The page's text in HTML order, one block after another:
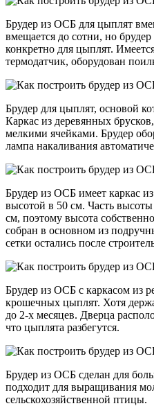
Брудер из ОСБ для цыплят
вмещается до сотни, но
конкретно для цыплят.
термодатчик, оборудован
Брудер для цыплят, основой
Каркас из деревянных
мелкими ячейками. Брудер
лампа накаливания
Брудер из ОСБ имеет каркас
высотой в 50 см. Часть
см, поэтому высота
собран в основном из
сетки остались после
Брудер из ОСБ с каркасом из
крошечных цыплят. Хотя
до 2-х месяцев. Дверца
что цыплята разбегутся.
Брудер из ОСБ сделан для
подходит для выращивания
сельскохозяйственной птицы.